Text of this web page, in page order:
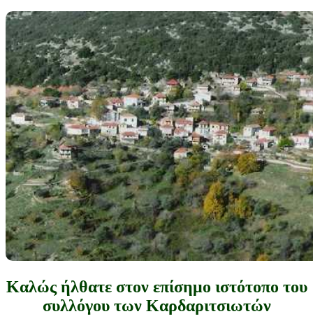
Καλώς ήλθατε στον επίσημο ιστότοπο του
συλλόγου των Καρδαριτσιωτών